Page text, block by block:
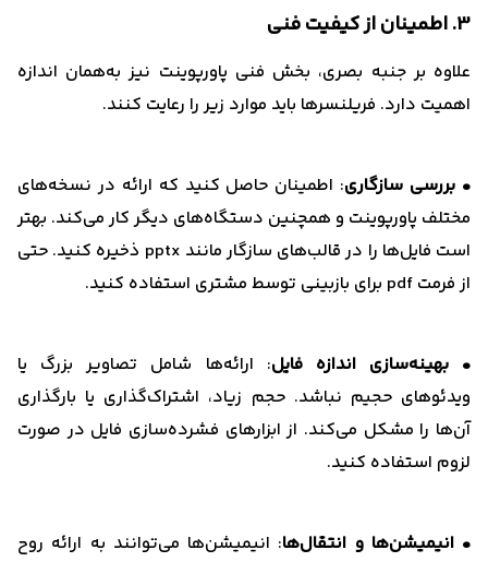
3. اطمینان از کیفیت فنی
علاوه بر جنبه بصری، بخش فنی پاورپوینت نیز به‌همان اندازه
اهمیت دارد. فریلنسرها باید موارد زیر را رعایت کنند.
• بررسی سازگاری: اطمینان حاصل کنید که ارائه در نسخه‌های
مختلف پاورپوینت و همچنین دستگاه‌های دیگر کار می‌کند. بهتر
است فایل‌ها را در قالب‌های سازگار مانند pptx ذخیره کنید. حتی
از فرمت pdf برای بازبینی توسط مشتری استفاده کنید.
• بهینه‌سازی اندازه فایل: ارائه‌ها شامل تصاویر بزرگ یا
ویدئوهای حجیم نباشد. حجم زیاد، ‌اشتراک‌گذاری یا بارگذاری
آن‌ها را مشکل می‌کند. از ابزارهای فشرده‌سازی فایل در صورت
لزوم استفاده کنید.
• انیمیشن‌ها و انتقال‌ها: انیمیشن‌ها می‌توانند به ارائه روح